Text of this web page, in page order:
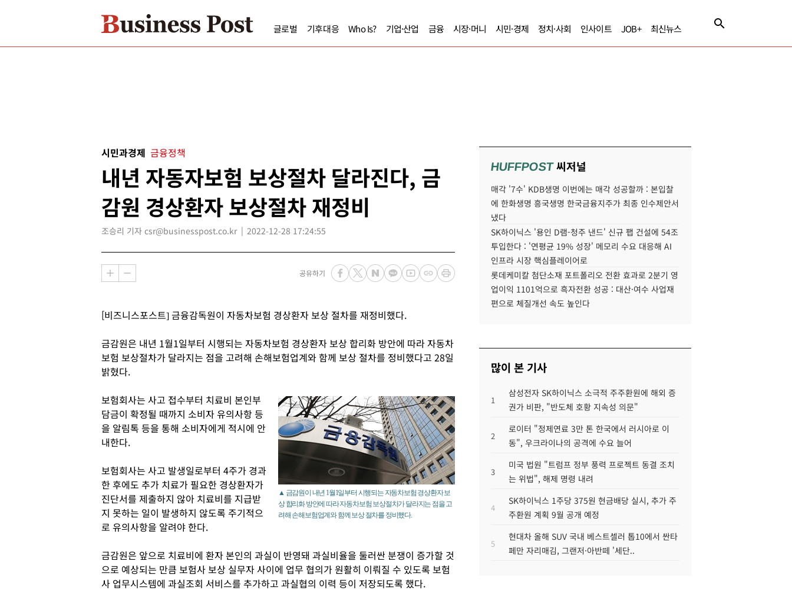
글로벌 기후대응 Who Is? 기업·산업 금융 시장·머니 시민·경제 정치·사회 인사이트 JOB+ 최신뉴스
시민과경제 금융정책
내년 자동자보험 보상절차 달라진다, 금
감원 경상환자 보상절차 재정비
조승리 기자 csr@businesspost.co.kr 2022-12-28 17:24:55
공유하기
[비즈니스포스트] 금융감독원이 자동차보험 경상환자 보상 절차를 재정비했다.
금감원은 내년 1월1일부터 시행되는 자동차보험 경상환자 보상 합리화 방안에 따라 자동차
보험 보상절차가 달라지는 점을 고려해 손해보험업계와 함께 보상 절차를 정비했다고 28일
밝혔다.
▲ 금감원이 내년 1월1일부터 시행되는 자동차보험 경상환자 보
상 합리화 방안에 따라 자동차보험 보상절차가 달라지는 점을 고
려해 손해보험업계와 함께 보상 절차를 정비했다.
보험회사는 사고 접수부터 치료비 본인부
담금이 확정될 때까지 소비자 유의사항 등
을 알림톡 등을 통해 소비자에게 적시에 안
내한다.
보험회사는 사고 발생일로부터 4주가 경과
한 후에도 추가 치료가 필요한 경상환자가
진단서를 제출하지 않아 치료비를 지급받
지 못하는 일이 발생하지 않도록 주기적으
로 유의사항을 알려야 한다.
금감원은 앞으로 치료비에 환자 본인의 과실이 반영돼 과실비율을 둘러싼 분쟁이 증가할 것
으로 예상되는 만큼 보험사 보상 실무자 사이에 업무 협의가 원활히 이뤄질 수 있도록 보험
사 업무시스템에 과실조회 서비스를 추가하고 과실협의 이력 등이 저장되도록 했다.
HUFFPOST씨저널
매각 '7수' KDB생명 이번에는 매각 성공할까 : 본입찰
에 한화생명 흥국생명 한국금융지주가 최종 인수제안서
냈다
SK하이닉스 '용인 D램-청주 낸드' 신규 팹 건설에 54조
투입한다 : '연평균 19% 성장' 메모리 수요 대응해 AI
인프라 시장 핵심플레이어로
롯데케미칼 첨단소재 포트폴리오 전환 효과로 2분기 영
업이익 1101억으로 흑자전환 성공 : 대산·여수 사업재
편으로 체질개선 속도 높인다
많이 본 기사
1
삼성전자 SK하이닉스 소극적 주주환원에 해외 증
권가 비판, "반도체 호황 지속성 의문"
2
로이터 "정제연료 3만 톤 한국에서 러시아로 이
동", 우크라이나의 공격에 수요 늘어
3
미국 법원 "트럼프 정부 풍력 프로젝트 동결 조치
는 위법", 해제 명령 내려
4
SK하이닉스 1주당 375원 현금배당 실시, 추가 주
주환원 계획 9월 공개 예정
5
현대차 올해 SUV 국내 베스트셀러 톱10에서 싼타
페만 자리매김, 그랜저·아반떼 '세단..